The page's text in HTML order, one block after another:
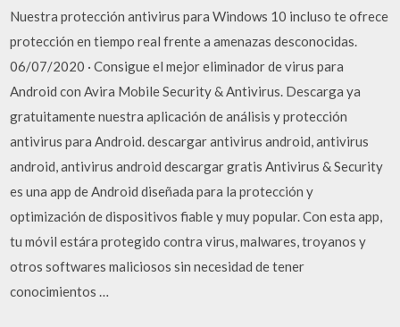
Nuestra protección antivirus para Windows 10 incluso te ofrece
protección en tiempo real frente a amenazas desconocidas.
06/07/2020 · Consigue el mejor eliminador de virus para
Android con Avira Mobile Security & Antivirus. Descarga ya
gratuitamente nuestra aplicación de análisis y protección
antivirus para Android. descargar antivirus android, antivirus
android, antivirus android descargar gratis Antivirus & Security
es una app de Android diseñada para la protección y
optimización de dispositivos fiable y muy popular. Con esta app,
tu móvil estára protegido contra virus, malwares, troyanos y
otros softwares maliciosos sin necesidad de tener
conocimientos …